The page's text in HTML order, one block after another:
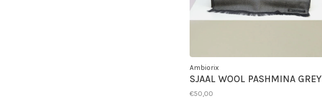
Ambiorix
SJAAL WOOL PASHMINA GREY
€50,00